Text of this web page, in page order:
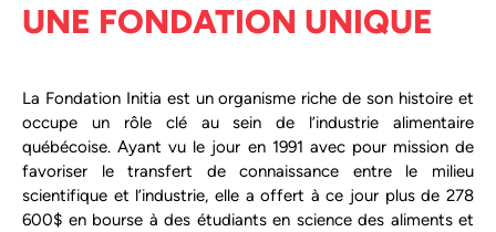
UNE FONDATION UNIQUE
La Fondation Initia est un organisme riche de son histoire et
occupe un rôle clé au sein de l’industrie alimentaire
québécoise. Ayant vu le jour en 1991 avec pour mission de
favoriser le transfert de connaissance entre le milieu
scientifique et l’industrie, elle a offert à ce jour plus de 278
600$ en bourse à des étudiants en science des aliments et